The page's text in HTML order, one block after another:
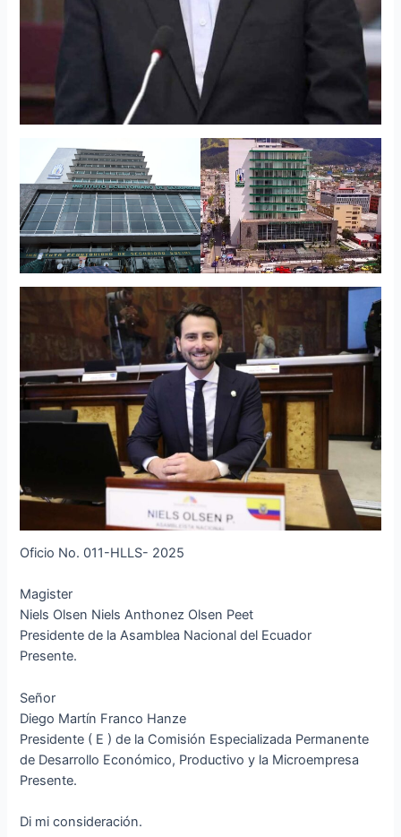
Oficio No. 011-HLLS- 2025
Magister
Niels Olsen Niels Anthonez Olsen Peet
Presidente de la Asamblea Nacional del Ecuador
Presente.
Señor
Diego Martín Franco Hanze
Presidente ( E ) de la Comisión Especializada Permanente
de Desarrollo Económico, Productivo y la Microempresa
Presente.
Di mi consideración.